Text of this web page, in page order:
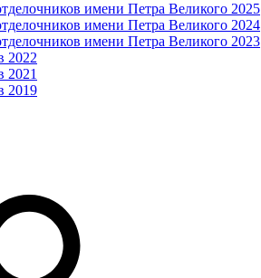
имени Петра Великого 2025
имени Петра Великого 2024
имени Петра Великого 2023
2022
2021
2019